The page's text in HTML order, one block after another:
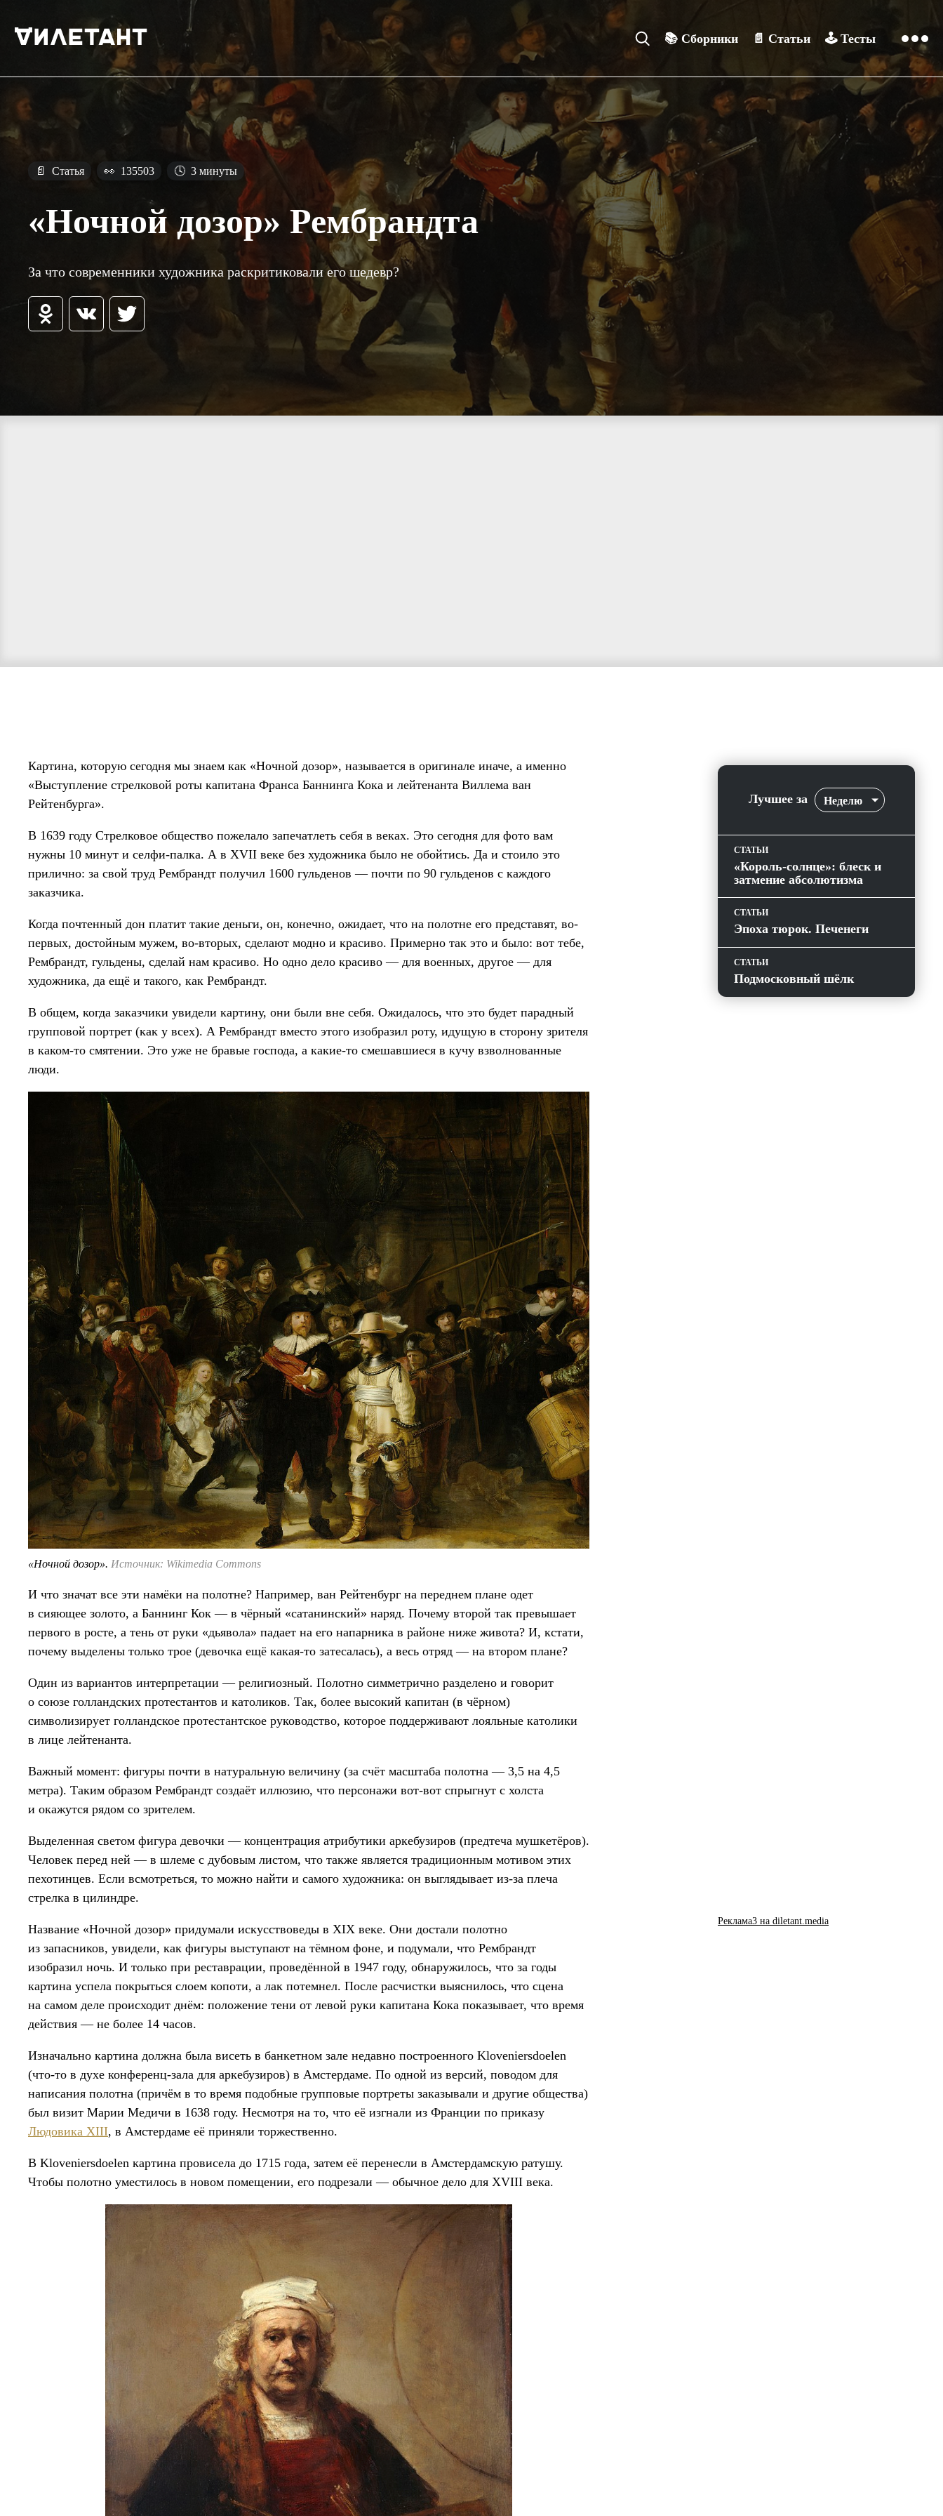
📚 Сборники 📄 Статьи 🕹️ Тесты
📄 Статья 👀 135503 🕓 3 минуты
«Ночной дозор» Рембрандта
За что современники художника раскритиковали его шедевр?
Картина, которую сегодня мы знаем как «Ночной дозор», называется в оригинале иначе, а именно
«Выступление стрелковой роты капитана Франса Баннинга Кока и лейтенанта Виллема ван
Рейтенбурга».
В 1639 году Стрелковое общество пожелало запечатлеть себя в веках. Это сегодня для фото вам
нужны 10 минут и селфи-палка. А в XVII веке без художника было не обойтись. Да и стоило это
прилично: за свой труд Рембрандт получил 1600 гульденов — почти по 90 гульденов с каждого
заказчика.
Когда почтенный дон платит такие деньги, он, конечно, ожидает, что на полотне его представят, во-
первых, достойным мужем, во-вторых, сделают модно и красиво. Примерно так это и было: вот тебе,
Рембрандт, гульдены, сделай нам красиво. Но одно дело красиво — для военных, другое — для
художника, да ещё и такого, как Рембрандт.
В общем, когда заказчики увидели картину, они были вне себя. Ожидалось, что это будет парадный
групповой портрет (как у всех). А Рембрандт вместо этого изобразил роту, идущую в сторону зрителя
в каком-то смятении. Это уже не бравые господа, а какие-то смешавшиеся в кучу взволнованные
люди.
«Ночной дозор». Источник: Wikimedia Commons
И что значат все эти намёки на полотне? Например, ван Рейтенбург на переднем плане одет
в сияющее золото, а Баннинг Кок — в чёрный «сатанинский» наряд. Почему второй так превышает
первого в росте, а тень от руки «дьявола» падает на его напарника в районе ниже живота? И, кстати,
почему выделены только трое (девочка ещё какая-то затесалась), а весь отряд — на втором плане?
Один из вариантов интерпретации — религиозный. Полотно симметрично разделено и говорит
о союзе голландских протестантов и католиков. Так, более высокий капитан (в чёрном)
символизирует голландское протестантское руководство, которое поддерживают лояльные католики
в лице лейтенанта.
Важный момент: фигуры почти в натуральную величину (за счёт масштаба полотна — 3,5 на 4,5
метра). Таким образом Рембрандт создаёт иллюзию, что персонажи вот-вот спрыгнут с холста
и окажутся рядом со зрителем.
Выделенная светом фигура девочки — концентрация атрибутики аркебузиров (предтеча мушкетёров).
Человек перед ней — в шлеме с дубовым листом, что также является традиционным мотивом этих
пехотинцев. Если всмотреться, то можно найти и самого художника: он выглядывает из-за плеча
стрелка в цилиндре.
Название «Ночной дозор» придумали искусствоведы в XIX веке. Они достали полотно
из запасников, увидели, как фигуры выступают на тёмном фоне, и подумали, что Рембрандт
изобразил ночь. И только при реставрации, проведённой в 1947 году, обнаружилось, что за годы
картина успела покрыться слоем копоти, а лак потемнел. После расчистки выяснилось, что сцена
на самом деле происходит днём: положение тени от левой руки капитана Кока показывает, что время
действия — не более 14 часов.
Изначально картина должна была висеть в банкетном зале недавно построенного Kloveniersdoelen
(что-то в духе конференц-зала для аркебузиров) в Амстердаме. По одной из версий, поводом для
написания полотна (причём в то время подобные групповые портреты заказывали и другие общества)
был визит Марии Медичи в 1638 году. Несмотря на то, что её изгнали из Франции по приказу
Людовика XIII, в Амстердаме её приняли торжественно.
В Kloveniersdoelen картина провисела до 1715 года, затем её перенесли в Амстердамскую ратушу.
Чтобы полотно уместилось в новом помещении, его подрезали — обычное дело для XVIII века.
Лучшее за Неделю
СТАТЬИ
«Король-солнце»: блеск и
затмение абсолютизма
СТАТЬИ
Эпоха тюрок. Печенеги
СТАТЬИ
Подмосковный шёлк
Реклама3 на diletant.media